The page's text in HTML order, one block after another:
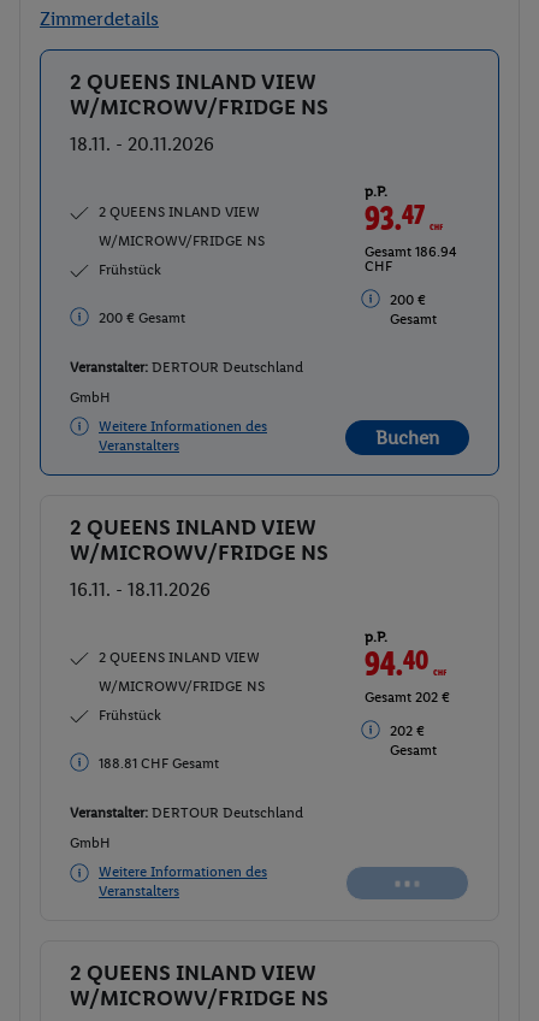
Zimmerdetails
Buchen
2 QUEENS INLAND VIEW
W/MICROWV/FRIDGE NS
18.11. - 20.11.2026
2 QUEENS INLAND VIEW
W/MICROWV/FRIDGE NS
Frühstück
200 € Gesamt
p.P.
93.47CHF
Gesamt 186.94
CHF
200 €
Gesamt
Veranstalter: DERTOUR Deutschland
GmbH
Weitere Informationen des
Veranstalters
Buchen
Buchen
2 QUEENS INLAND VIEW
W/MICROWV/FRIDGE NS
16.11. - 18.11.2026
2 QUEENS INLAND VIEW
W/MICROWV/FRIDGE NS
Frühstück
188.81 CHF Gesamt
p.P.
94.40CHF
Gesamt 202 €
202 €
Gesamt
Veranstalter: DERTOUR Deutschland
GmbH
Weitere Informationen des
Veranstalters
Buchen
2 QUEENS INLAND VIEW
W/MICROWV/FRIDGE NS